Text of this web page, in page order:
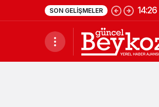
SON GELIŞMELER 14:26